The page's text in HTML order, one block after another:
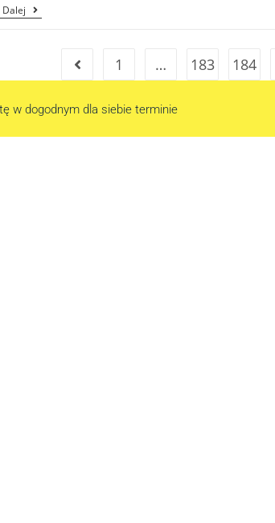
Dalej
1 … 183 184
w dogodnym dla siebie terminie